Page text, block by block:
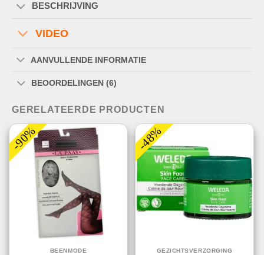
BESCHRIJVING
VIDEO
AANVULLENDE INFORMATIE
BEOORDELINGEN (6)
GERELATEERDE PRODUCTEN
-90%
BEENMODE
-48%
GEZICHTSVERZORGING